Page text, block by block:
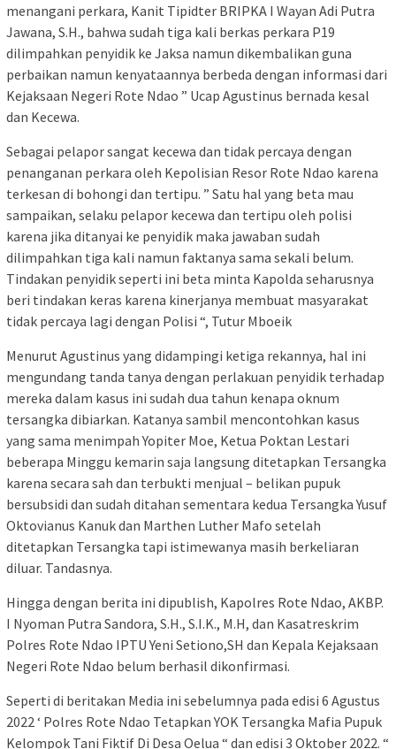
menangani perkara, Kanit Tipidter BRIPKA I Wayan Adi Putra
Jawana, S.H., bahwa sudah tiga kali berkas perkara P19
dilimpahkan penyidik ke Jaksa namun dikembalikan guna
perbaikan namun kenyataannya berbeda dengan informasi dari
Kejaksaan Negeri Rote Ndao ” Ucap Agustinus bernada kesal
dan Kecewa.
Sebagai pelapor sangat kecewa dan tidak percaya dengan
penanganan perkara oleh Kepolisian Resor Rote Ndao karena
terkesan di bohongi dan tertipu. ” Satu hal yang beta mau
sampaikan, selaku pelapor kecewa dan tertipu oleh polisi
karena jika ditanyai ke penyidik maka jawaban sudah
dilimpahkan tiga kali namun faktanya sama sekali belum.
Tindakan penyidik seperti ini beta minta Kapolda seharusnya
beri tindakan keras karena kinerjanya membuat masyarakat
tidak percaya lagi dengan Polisi “, Tutur Mboeik
Menurut Agustinus yang didampingi ketiga rekannya, hal ini
mengundang tanda tanya dengan perlakuan penyidik terhadap
mereka dalam kasus ini sudah dua tahun kenapa oknum
tersangka dibiarkan. Katanya sambil mencontohkan kasus
yang sama menimpah Yopiter Moe, Ketua Poktan Lestari
beberapa Minggu kemarin saja langsung ditetapkan Tersangka
karena secara sah dan terbukti menjual – belikan pupuk
bersubsidi dan sudah ditahan sementara kedua Tersangka Yusuf
Oktovianus Kanuk dan Marthen Luther Mafo setelah
ditetapkan Tersangka tapi istimewanya masih berkeliaran
diluar. Tandasnya.
Hingga dengan berita ini dipublish, Kapolres Rote Ndao, AKBP.
I Nyoman Putra Sandora, S.H., S.I.K., M.H, dan Kasatreskrim
Polres Rote Ndao IPTU Yeni Setiono,SH dan Kepala Kejaksaan
Negeri Rote Ndao belum berhasil dikonfirmasi.
Seperti di beritakan Media ini sebelumnya pada edisi 6 Agustus
2022 ‘ Polres Rote Ndao Tetapkan YOK Tersangka Mafia Pupuk
Kelompok Tani Fiktif Di Desa Oelua “ dan edisi 3 Oktober 2022. “